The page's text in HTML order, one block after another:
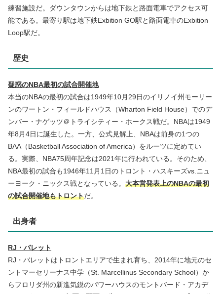
練習施設だ。ダウンタウンからは地下鉄と路面電車でアクセス可
能である。最寄り駅は地下鉄Exbition GO駅と路面電車のExbition
Loop駅だ。
歴史
疑惑のNBA最初の試合開催地
本当のNBAの最初の試合は1949年10月29日のイリノイ州モーリー
ンのワートン・フィールドハウス（Wharton Field House）でのデ
ンバー・ナゲッツ＠トライシティー・ホークス戦だ。NBAは1949
年8月4日に誕生した。一方、公式見解上、NBAは前身の1つの
BAA（Basketball Association of America）をルーツに定めてい
る。実際、NBA75周年記念は2021年に行われている。そのため、
NBA最初の試合も1946年11月1日のトロント・ハスキーズvs.ニュ
ーヨーク・ニックス戦となっている。 大本営発表上のNBAの最初
の試合開催地もトロントだ。
出身者
RJ・バレット
RJ・バレットはトロントエリアで生まれ育ち、2014年に地元のセ
ントマーセリーナス中学（St. Marcellinus Secondary School）か
らフロリダ州の新進気鋭のパワーハウスのモントバード・アカデ